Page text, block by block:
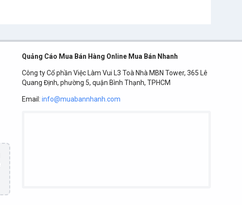
Quảng Cáo Mua Bán Hàng Online Mua Bán Nhanh
Công ty Cổ phần Việc Làm Vui L3 Toà Nhà MBN Tower, 365 Lê
Quang Định, phường 5, quận Bình Thạnh, TPHCM
Email: info@muabannhanh.com